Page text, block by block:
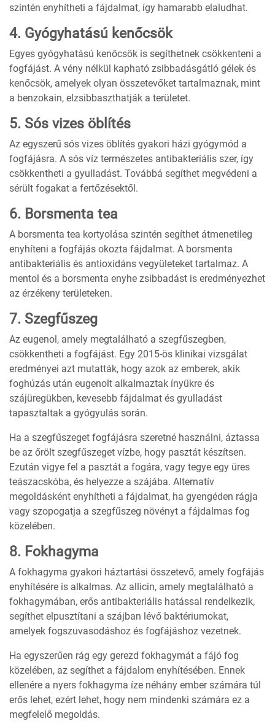
szintén enyhítheti a fájdalmat, így hamarabb elaludhat.
4. Gyógyhatású kenőcsök
Egyes gyógyhatású kenőcsök is segíthetnek csökkenteni a
fogfájást. A vény nélkül kapható zsibbadásgátló gélek és
kenőcsök, amelyek olyan összetevőket tartalmaznak, mint
a benzokain, elzsibbaszthatják a területet.
5. Sós vizes öblítés
Az egyszerű sós vizes öblítés gyakori házi gyógymód a
fogfájásra. A sós víz természetes antibakteriális szer, így
csökkentheti a gyulladást. Továbbá segíthet megvédeni a
sérült fogakat a fertőzésektől.
6. Borsmenta tea
A borsmenta tea kortyolása szintén segíthet átmenetileg
enyhíteni a fogfájás okozta fájdalmat. A borsmenta
antibakteriális és antioxidáns vegyületeket tartalmaz. A
mentol és a borsmenta enyhe zsibbadást is eredményezhet
az érzékeny területeken.
7. Szegfűszeg
Az eugenol, amely megtalálható a szegfűszegben,
csökkentheti a fogfájást. Egy 2015-ös klinikai vizsgálat
eredményei azt mutatták, hogy azok az emberek, akik
foghúzás után eugenolt alkalmaztak ínyükre és
szájüregükben, kevesebb fájdalmat és gyulladást
tapasztaltak a gyógyulás során.
Ha a szegfűszeget fogfájásra szeretné használni, áztassa
be az őrölt szegfűszeget vízbe, hogy pasztát készítsen.
Ezután vigye fel a pasztát a fogára, vagy tegye egy üres
teászacskóba, és helyezze a szájába. Alternatív
megoldásként enyhítheti a fájdalmat, ha gyengéden rágja
vagy szopogatja a szegfűszeg növényt a fájdalmas fog
közelében.
8. Fokhagyma
A fokhagyma gyakori háztartási összetevő, amely fogfájás
enyhítésére is alkalmas. Az allicin, amely megtalálható a
fokhagymában, erős antibakteriális hatással rendelkezik,
segíthet elpusztítani a szájban lévő baktériumokat,
amelyek fogszuvasodáshoz és fogfájáshoz vezetnek.
Ha egyszerűen rág egy gerezd fokhagymát a fájó fog
közelében, az segíthet a fájdalom enyhítésében. Ennek
ellenére a nyers fokhagyma íze néhány ember számára túl
erős lehet, ezért lehet, hogy nem mindenki számára ez a
megfelelő megoldás.